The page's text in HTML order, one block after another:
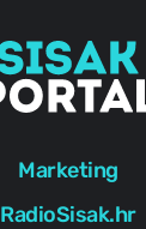
Marketing
RadioSisak.hr